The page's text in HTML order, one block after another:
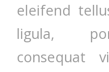
eleifend
ligula,
consequat